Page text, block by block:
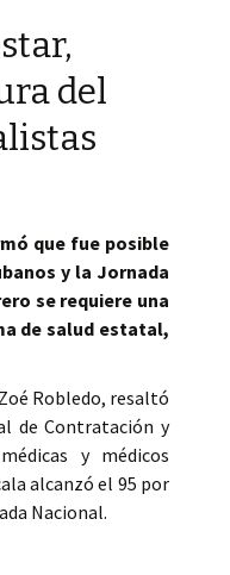
del
que fue posible
y la Jornada
se requiere una
de salud estatal,
Robledo, resaltó
de Contratación y
y médicos
alcanzó el 95 por
Nacional.
alcanzan cobertura del